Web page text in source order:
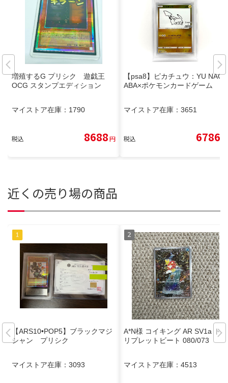
増殖するG プリシク 遊戯王
OCG スタンプエディション
マイストア在庫： 1790
税込 8688円
【psa8】ピカチュウ：YU NAG
ABA×ポケモンカードゲーム
マイストア在庫： 3651
税込 6786
近くの売り場の商品
【ARS10•POP5】ブラックマジ
シャン プリシク
マイストア在庫： 3093
A*N様 コイキング AR SV1a ト
リプレットビート 080/073
マイストア在庫： 4513